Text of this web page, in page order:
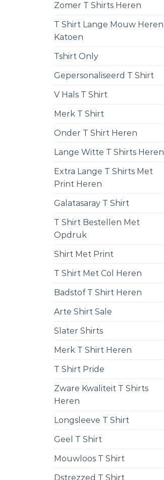
Zomer T Shirts Heren
T Shirt Lange Mouw Heren
Katoen
Tshirt Only
Gepersonaliseerd T Shirt
V Hals T Shirt
Merk T Shirt
Onder T Shirt Heren
Lange Witte T Shirts Heren
Extra Lange T Shirts Met
Print Heren
Galatasaray T Shirt
T Shirt Bestellen Met
Opdruk
Shirt Met Print
T Shirt Met Col Heren
Badstof T Shirt Heren
Arte Shirt Sale
Slater Shirts
Merk T Shirt Heren
T Shirt Pride
Zware Kwaliteit T Shirts
Heren
Longsleeve T Shirt
Geel T Shirt
Mouwloos T Shirt
Dstrezzed T Shirt